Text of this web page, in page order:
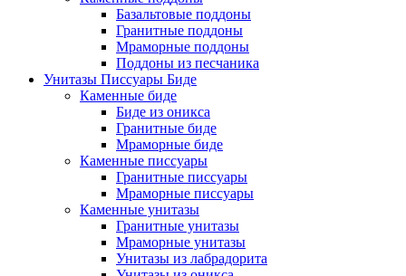
Базальтовые поддоны
Гранитные поддоны
Мраморные поддоны
Поддоны из песчаника
Унитазы Писсуары Биде
Каменные биде
Биде из оникса
Гранитные биде
Мраморные биде
Каменные писсуары
Гранитные писсуары
Мраморные писсуары
Каменные унитазы
Гранитные унитазы
Мраморные унитазы
Унитазы из лабрадорита